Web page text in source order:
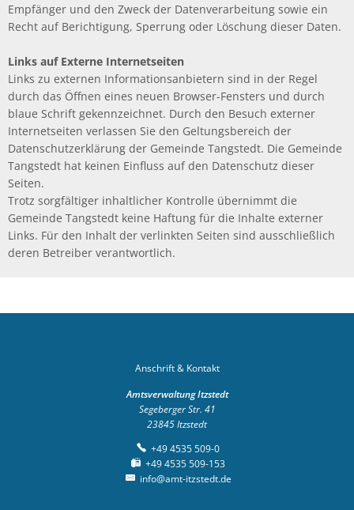
Empfänger und den Zweck der Datenverarbeitung sowie ein
Recht auf Berichtigung, Sperrung oder Löschung dieser Daten.
Links auf Externe Internetseiten
Links zu externen Informationsanbietern sind in der Regel
durch das Öffnen eines neuen Browser-Fensters und durch
blaue Schrift gekennzeichnet. Durch den Besuch externer
Internetseiten verlassen Sie den Geltungsbereich der
Datenschutzerklärung der Gemeinde Tangstedt. Die Gemeinde
Tangstedt hat keinen Einfluss auf den Datenschutz dieser
Seiten.
Trotz sorgfältiger inhaltlicher Kontrolle übernimmt die
Gemeinde Tangstedt keine Haftung für die Inhalte externer
Links. Für den Inhalt der verlinkten Seiten sind ausschließlich
deren Betreiber verantwortlich.
Anschrift & Kontakt
Amtsverwaltung Itzstedt
Segeberger Str. 41
23845Itzstedt
+49 4535 509-0
+49 4535 509-153
info@amt-itzstedt.de